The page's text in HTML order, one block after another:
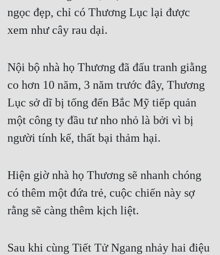
ngọc đẹp, chỉ có Thương Lục lại được
xem như cây rau dại.
Nội bộ nhà họ Thương đã đấu tranh giằng
co hơn 10 năm, 3 năm trước đây, Thương
Lục sở dĩ bị tống đến Bắc Mỹ tiếp quản
một công ty đầu tư nho nhỏ là bởi vì bị
người tính kế, thất bại thảm hại.
Hiện giờ nhà họ Thương sẽ nhanh chóng
có thêm một đứa trẻ, cuộc chiến này sợ
rằng sẽ càng thêm kịch liệt.
Sau khi cùng Tiết Tử Ngang nhảy hai điệu